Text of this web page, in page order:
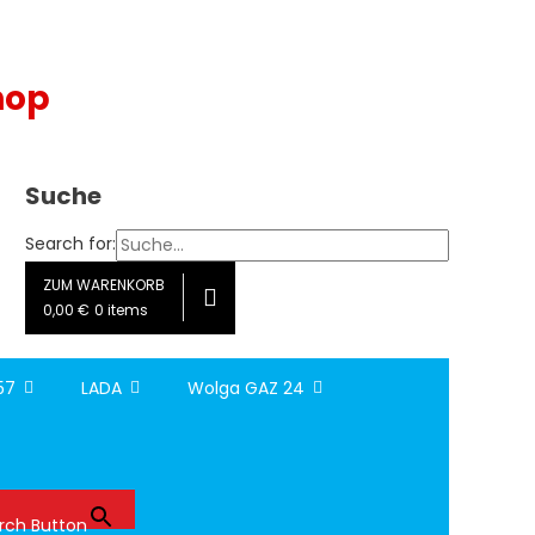
Suche
Search for:
ZUM WARENKORB
0,00 € 0 items
LADA Wolga GAZ 24
Button